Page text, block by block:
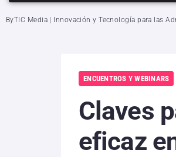
ByTIC Media | Innovación y Tecnología para las
ENCUENTROS Y WEBINARS
Claves
eficaz